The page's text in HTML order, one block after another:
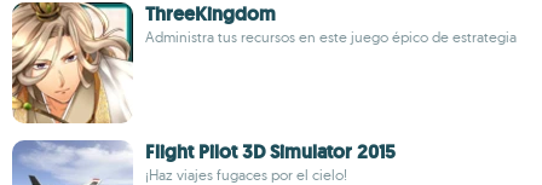
ThreeKingdom
Administra tus recursos en este juego épico de estrategia
Flight Pilot 3D Simulator 2015
¡Haz viajes fugaces por el cielo!